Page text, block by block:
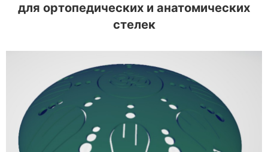
для ортопедических и анатомических
стелек
3D моделирование и 3D печать